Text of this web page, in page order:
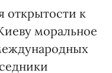
открытости к
моральное